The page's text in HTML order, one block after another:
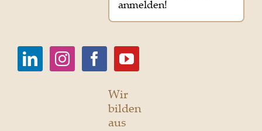
anmelden!
Wir
bilden
aus